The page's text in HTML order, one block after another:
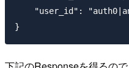
"user_id":